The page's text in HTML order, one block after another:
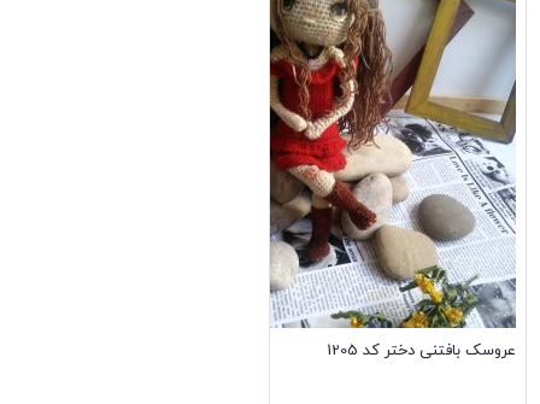
عروسک بافتنی دختر کد 1205